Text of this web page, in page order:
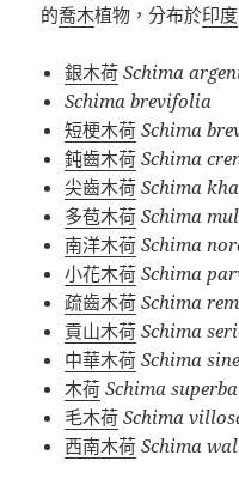
的喬木植物，分布於印度
銀木荷 Schima
Schima brevifolia
短梗木荷 Schima
鈍齒木荷 Schima
尖齒木荷 Schima
多苞木荷 Schima
南洋木荷 Schima
小花木荷 Schima
疏齒木荷 Schima
貢山木荷 Schima
中華木荷 Schima
木荷 Schima superba
毛木荷 Schima
西南木荷 Schima